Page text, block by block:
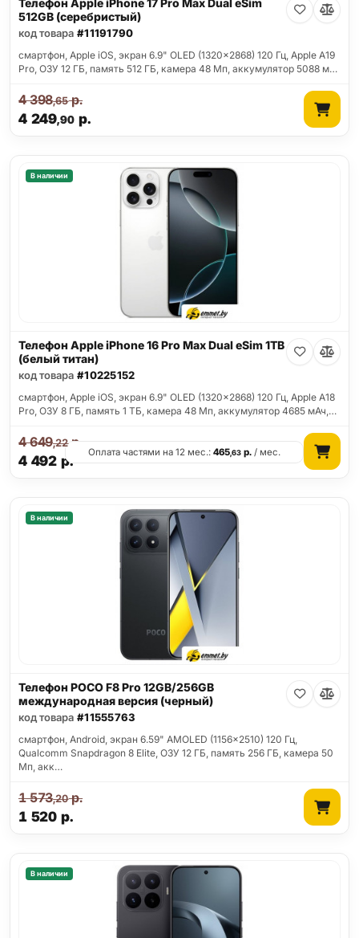
Телефон Apple iPhone 17 Pro Max Dual eSim
512GB (серебристый)
код товара #11191790
смартфон, Apple iOS, экран 6.9" OLED (1320x2868) 120 Гц, Apple A19
Pro, ОЗУ 12 ГБ, память 512 ГБ, камера 48 Мп, аккумулятор 5088 м…
4 249,90 р.
4 398,65р.
В наличии
Телефон Apple iPhone 16 Pro Max Dual eSim 1TB
(белый титан)
код товара #10225152
смартфон, Apple iOS, экран 6.9" OLED (1320x2868) 120 Гц, Apple A18
Pro, ОЗУ 8 ГБ, память 1 ТБ, камера 48 Мп, аккумулятор 4685 мАч,…
4 492 р.
4 649,22р.
Оплата частями на 12 мес.:465,63 р. / мес.
В наличии
Телефон POCO F8 Pro 12GB/256GB
международная версия (черный)
код товара #11555763
смартфон, Android, экран 6.59" AMOLED (1156x2510) 120 Гц,
Qualcomm Snapdragon 8 Elite, ОЗУ 12 ГБ, память 256 ГБ, камера 50
Мп, акк…
1 520 р.
1 573,20р.
В наличии